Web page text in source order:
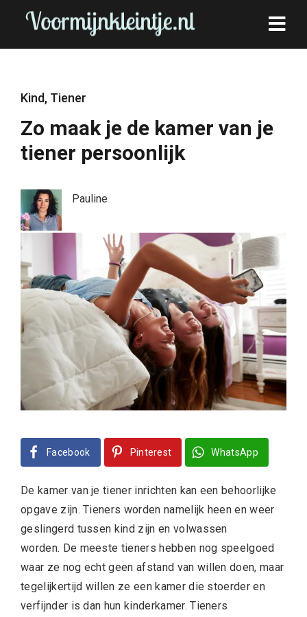
Kind, Tiener
Zo maak je de kamer van je
tiener persoonlijk
Pauline
Facebook Pinterest WhatsApp
De kamer van je tiener inrichten kan een behoorlijke
opgave zijn. Tieners worden namelijk heen en weer
geslingerd tussen kind zijn en volwassen
worden. De meeste tieners hebben nog speelgoed
waar ze nog echt geen afstand van willen doen, maar
tegelijkertijd willen ze een kamer die stoerder en
verfijnder is dan hun kinderkamer. Tieners